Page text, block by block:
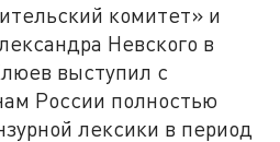
комитет» и
Невского в
выступил с
России полностью
лексики в период